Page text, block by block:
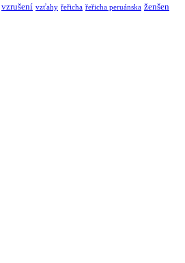
vzrušení vzťahy řeřicha řeřicha peruánska ženšen